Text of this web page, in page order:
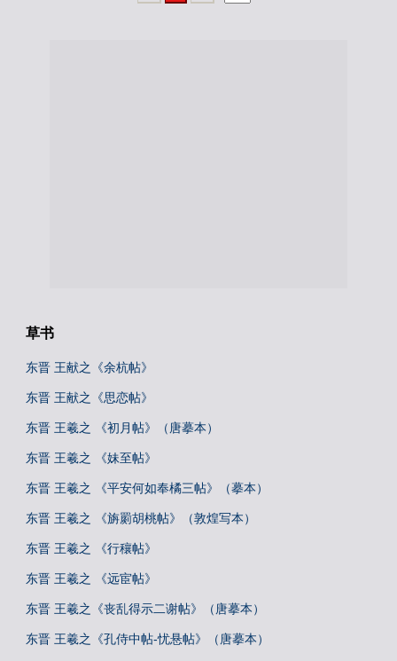
草书
东晋 王献之《余杭帖》
东晋 王献之《思恋帖》
东晋 王羲之 《初月帖》（唐摹本）
东晋 王羲之 《妹至帖》
东晋 王羲之 《平安何如奉橘三帖》（摹本）
东晋 王羲之 《旃罽胡桃帖》（敦煌写本）
东晋 王羲之 《行穰帖》
东晋 王羲之 《远宦帖》
东晋 王羲之《丧乱得示二谢帖》（唐摹本）
东晋 王羲之《孔侍中帖-忧悬帖》（唐摹本）